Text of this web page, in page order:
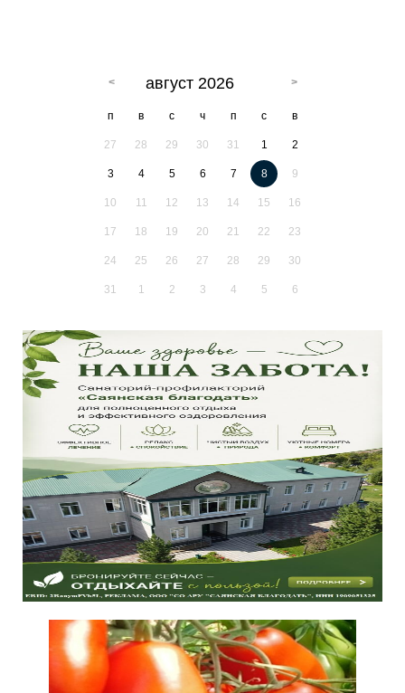
август 2026
п в с ч п с в
27 28 29 30 31 1 2
3 4 5 6 7 8 9
10 11 12 13 14 15 16
17 18 19 20 21 22 23
24 25 26 27 28 29 30
31 1 2 3 4 5 6